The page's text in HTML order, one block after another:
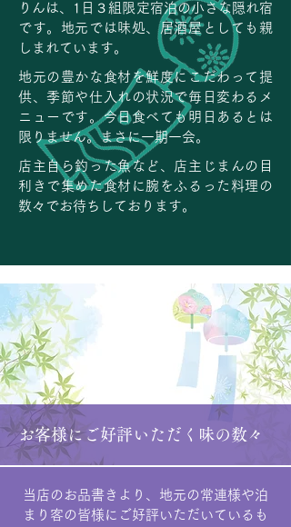
りんは、1日３組限定宿泊の小さな隠れ宿
です。地元では味処、居酒屋としても親
しまれています。
地元の豊かな食材を鮮度にこだわって提
供、季節や仕入れの状況で毎日変わるメ
ニューです。今日食べても明日あるとは
限りません。まさに一期一会。
店主自ら釣った魚など、店主じまんの目
利きで集めた食材に腕をふるった料理の
数々でお待ちしております。
お客様にご好評いただく味の数々
当店のお品書きより、地元の常連様や泊
まり客の皆様にご好評いただいているも